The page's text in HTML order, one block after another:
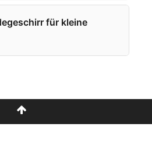
für kleine